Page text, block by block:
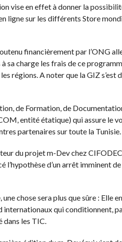
vise en effet à donner la
ligne sur les différents Store
financièrement par l’ONG
sa charge les frais de ce
régions. A noter que la GIZ
de Formation, de
entité étatique) qui assure le
partenaires sur toute la Tunisie.
du projet m-Dev chez
l’hypothèse d’un arrêt imminent
chose sera plus que sûre : Elle
internationaux qui conditionnent,
dans les TIC.